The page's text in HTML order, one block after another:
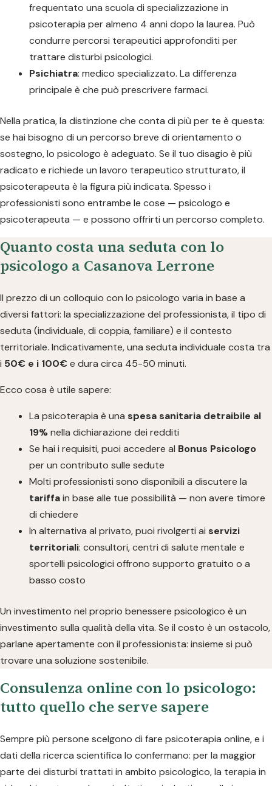
frequentato una scuola di specializzazione in
psicoterapia per almeno 4 anni dopo la laurea. Può
condurre percorsi terapeutici approfonditi per
trattare disturbi psicologici.
Psichiatra: medico specializzato. La differenza
principale è che può prescrivere farmaci.
Nella pratica, la distinzione che conta di più per te è questa:
se hai bisogno di un percorso breve di orientamento o
sostegno, lo psicologo è adeguato. Se il tuo disagio è più
radicato e richiede un lavoro terapeutico strutturato, il
psicoterapeuta è la figura più indicata. Spesso i
professionisti sono entrambe le cose — psicologo e
psicoterapeuta — e possono offrirti un percorso completo.
Quanto costa una seduta con lo
psicologo a Casanova Lerrone
Il prezzo di un colloquio con lo psicologo varia in base a
diversi fattori: la specializzazione del professionista, il tipo di
seduta (individuale, di coppia, familiare) e il contesto
territoriale. Indicativamente, una seduta individuale costa tra
i 50€ e i 100€ e dura circa 45-50 minuti.
Ecco cosa è utile sapere:
La psicoterapia è una spesa sanitaria detraibile al
19%nella dichiarazione dei redditi
Se hai i requisiti, puoi accedere al Bonus Psicologo
per un contributo sulle sedute
Molti professionisti sono disponibili a discutere la
tariffain base alle tue possibilità — non avere timore
di chiedere
In alternativa al privato, puoi rivolgerti ai servizi
territoriali: consultori, centri di salute mentale e
sportelli psicologici offrono supporto gratuito o a
basso costo
Un investimento nel proprio benessere psicologico è un
investimento sulla qualità della vita. Se il costo è un ostacolo,
parlane apertamente con il professionista: insieme si può
trovare una soluzione sostenibile.
Consulenza online con lo psicologo:
tutto quello che serve sapere
Sempre più persone scelgono di fare psicoterapia online, e i
dati della ricerca scientifica lo confermano: per la maggior
parte dei disturbi trattati in ambito psicologico, la terapia in